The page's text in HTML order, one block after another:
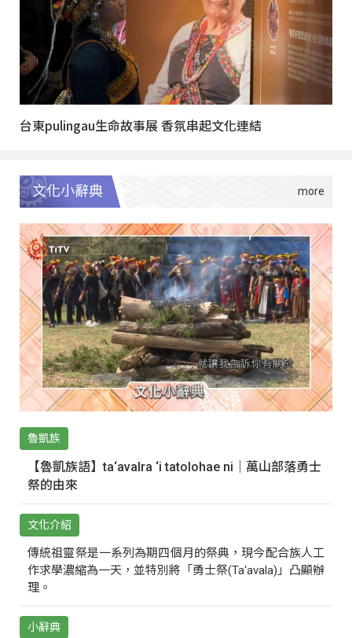
台東pulingau生命故事展 香氛串起文化連結
文化小辭典
魯凱族
【魯凱族語】ta‘avalra ‘i tatolohae ni｜萬山部落勇士
祭的由來
文化介紹
傳統祖靈祭是一系列為期四個月的祭典，現今配合族人工
作求學濃縮為一天，並特別將「勇士祭(Ta‘avala)」凸顯辦
理。
小辭典